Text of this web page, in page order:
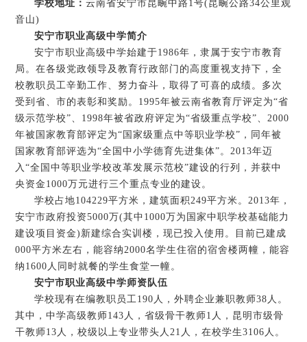
学校地址：云南省安宁市昆畹中路1号(昆畹公路34公里观
音山)
安宁市职业高级中学简介
安宁市职业高级中学始建于1986年，隶属于安宁市教育
局。在各级党政领导及教育行政部门的高度重视支持下，全
校教职员工辛勤工作、努力奋斗，取得了可喜的成绩。多次
受到省、市的表彰和奖励。1995年被云南省教育厅评定为“省
级示范学校”、1998年被省政府评定为“省级重点学校”、2000
年被国家教育部评定为“国家级重点中等职业学校”，同年被
国家教育部评选为“全国中小学德育先进集体”。2013年迈
入“全国中等职业学校改革发展示范校”建设的行列，并获中
央资金1000万元进行三个重点专业的建设。
学校占地104229平方米，建筑面积249平方米。2013年，
安宁市政府投资5000万(其中1000万为国家中职学校基础能力
建设项目资金)新建综合实训楼，现已投入使用。目前已建成
000平方米左右，能容纳2000名学生住宿的宿舍楼两幢，能容
纳1600人同时就餐的学生食堂一幢。
安宁市职业高级中学师资队伍
学校现有在编教职员工190人，外聘企业兼职教师38人。
其中，中学高级教师143人，省级骨干教师1人，昆明市级骨
干教师13人，校级以上专业带头人21人，在校学生3106人。